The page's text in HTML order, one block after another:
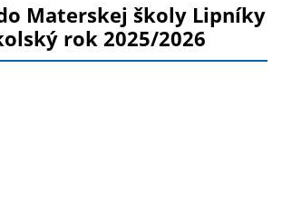
Materskej školy Lipníky
rok 2025/2026